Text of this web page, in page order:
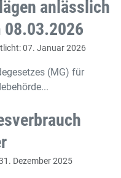
anlässlich
08.03.2026
07. Januar 2026
(MG) für
Dezember 2025